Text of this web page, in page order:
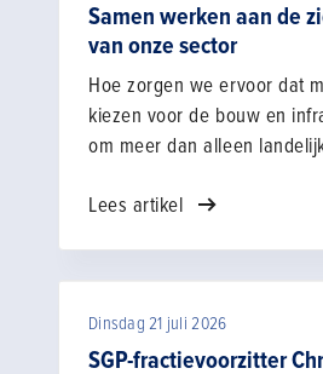
Samen werken aan de
van onze sector
Hoe zorgen we ervoor dat
kiezen voor de bouw en
om meer dan alleen
regionale en lokale
contactmoment draagt bij
beeld van onze sector.
Lees artikel
Dinsdag 21 juli 2026
SGP-fractievoorzitter